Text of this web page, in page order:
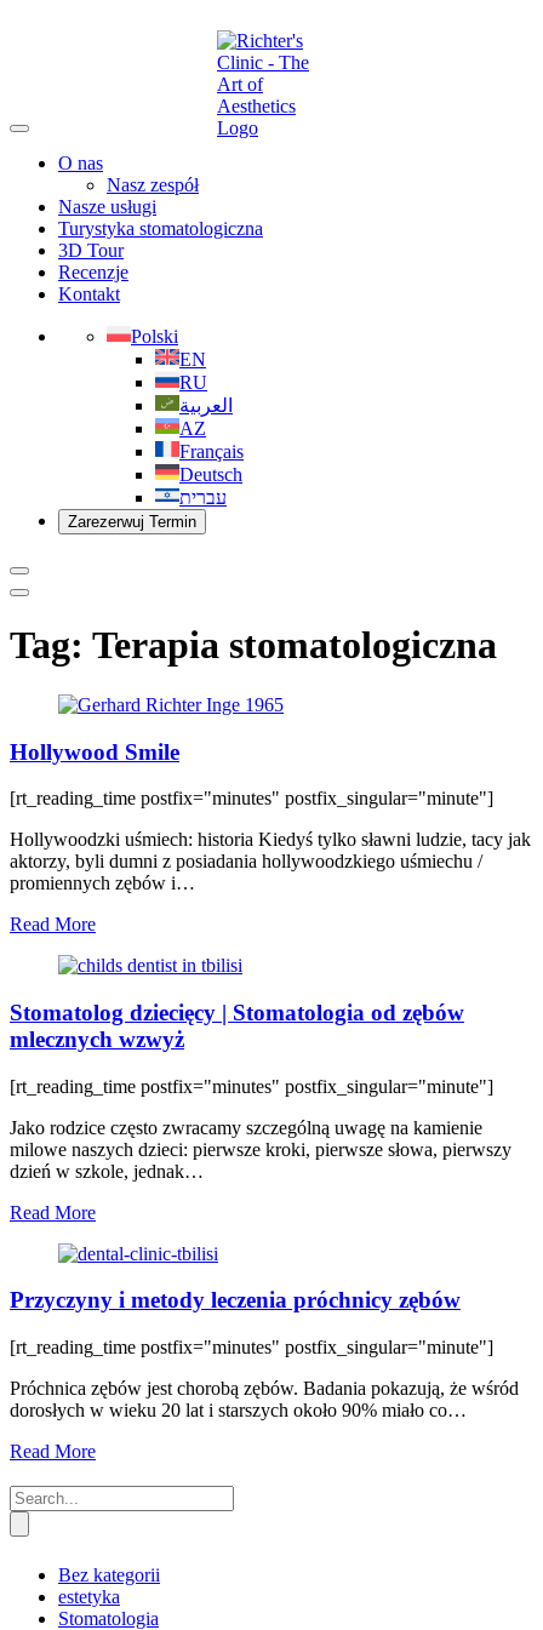
O nas
Nasz zespół
Nasze usługi
Turystyka stomatologiczna
3D Tour
Recenzje
Kontakt
Polski
EN
RU
العربية
AZ
Français
Deutsch
עברית
Zarezerwuj Termin
Tag: Terapia stomatologiczna
Hollywood Smile
[rt_reading_time postfix="minutes" postfix_singular="minute"]
Hollywoodzki uśmiech: historia Kiedyś tylko sławni ludzie, tacy jak
aktorzy, byli dumni z posiadania hollywoodzkiego uśmiechu /
promiennych zębów i…
Read More
Stomatolog dziecięcy | Stomatologia od zębów
mlecznych wzwyż
[rt_reading_time postfix="minutes" postfix_singular="minute"]
Jako rodzice często zwracamy szczególną uwagę na kamienie
milowe naszych dzieci: pierwsze kroki, pierwsze słowa, pierwszy
dzień w szkole, jednak…
Read More
Przyczyny i metody leczenia próchnicy zębów
[rt_reading_time postfix="minutes" postfix_singular="minute"]
Próchnica zębów jest chorobą zębów. Badania pokazują, że wśród
dorosłych w wieku 20 lat i starszych około 90% miało co…
Read More
Bez kategorii
estetyka
Stomatologia